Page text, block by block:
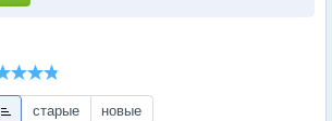
старые новые